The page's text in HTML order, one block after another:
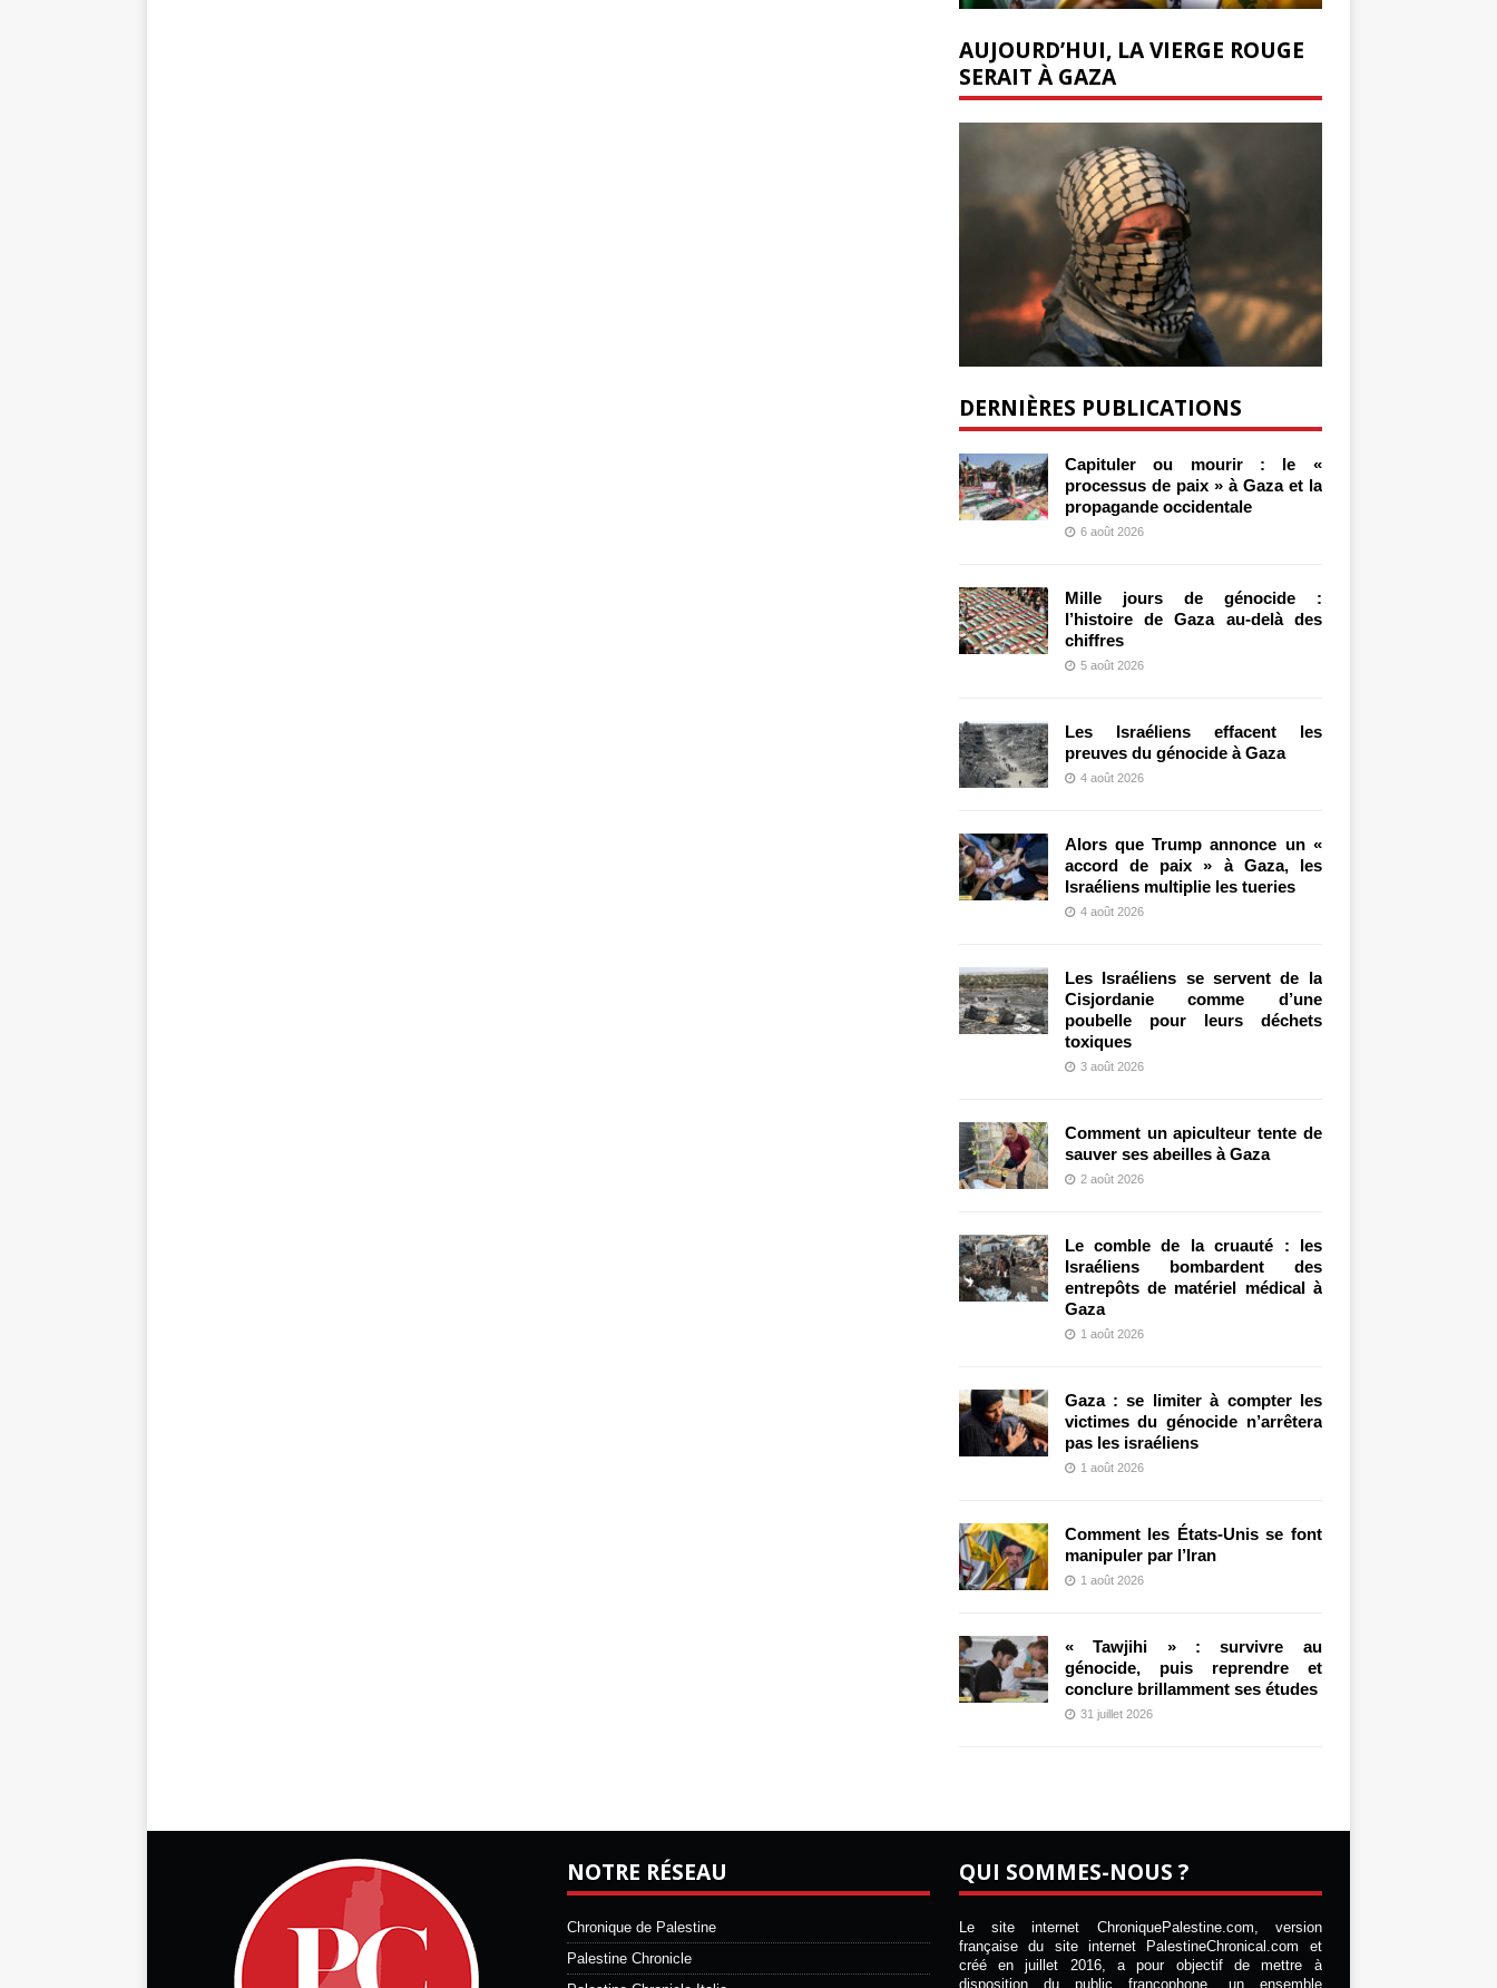
AUJOURD’HUI, LA VIERGE ROUGE
SERAIT À GAZA
DERNIÈRES PUBLICATIONS
Capituler ou mourir : le «
processus de paix » à Gaza et la
propagande occidentale
6 août 2026
Mille jours de génocide :
l’histoire de Gaza au-delà des
chiffres
5 août 2026
Les Israéliens effacent les
preuves du génocide à Gaza
4 août 2026
Alors que Trump annonce un «
accord de paix » à Gaza, les
Israéliens multiplie les tueries
4 août 2026
Les Israéliens se servent de la
Cisjordanie comme d’une
poubelle pour leurs déchets
toxiques
3 août 2026
Comment un apiculteur tente de
sauver ses abeilles à Gaza
2 août 2026
Le comble de la cruauté : les
Israéliens bombardent des
entrepôts de matériel médical à
Gaza
1 août 2026
Gaza : se limiter à compter les
victimes du génocide n’arrêtera
pas les israéliens
1 août 2026
Comment les États-Unis se font
manipuler par l’Iran
1 août 2026
« Tawjihi » : survivre au
génocide, puis reprendre et
conclure brillamment ses études
31 juillet 2026
NOTRE RÉSEAU
Chronique de Palestine
Palestine Chronicle
QUI SOMMES-NOUS ?
Le site internet ChroniquePalestine.com, version
française du site internet PalestineChronical.com et
créé en juillet 2016, a pour objectif de mettre à
disposition du public francophone, un ensemble